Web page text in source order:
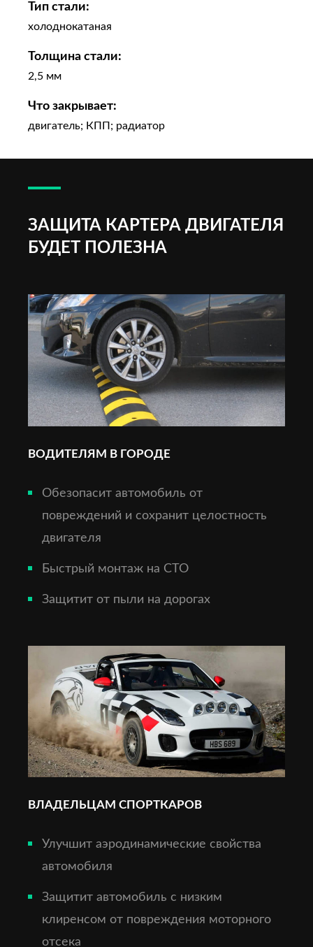
Тип стали:
холоднокатаная
Толщина стали:
2,5 мм
Что закрывает:
двигатель; КПП; радиатор
ЗАЩИТА КАРТЕРА ДВИГАТЕЛЯ
БУДЕТ ПОЛЕЗНА
ВОДИТЕЛЯМ В ГОРОДЕ
Обезопасит автомобиль от
повреждений и сохранит целостность
двигателя
Быстрый монтаж на СТО
Защитит от пыли на дорогах
ВЛАДЕЛЬЦАМ СПОРТКАРОВ
Улучшит аэродинамические свойства
автомобиля
Защитит автомобиль с низким
клиренсом от повреждения моторного
отсека